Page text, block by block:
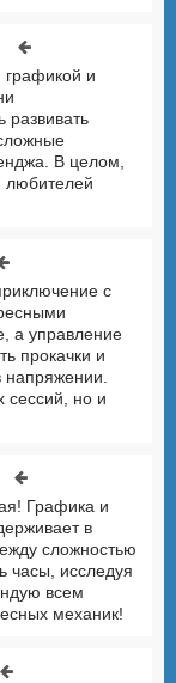
и
развивать
В целом,
любителей
с
а управление
прокачки и
сессий, но и
Графика и
в
сложностью
часы, исследуя
всем
механик!